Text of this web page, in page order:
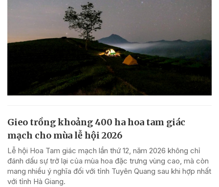
Gieo trồng khoảng 400 ha hoa tam giác
mạch cho mùa lễ hội 2026
Lễ hội Hoa Tam giác mạch lần thứ 12, năm 2026 không chỉ
đánh dấu sự trở lại của mùa hoa đặc trưng vùng cao, mà còn
mang nhiều ý nghĩa đối với tỉnh Tuyên Quang sau khi hợp nhất
với tỉnh Hà Giang.